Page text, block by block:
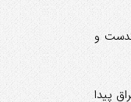
و
پیدا